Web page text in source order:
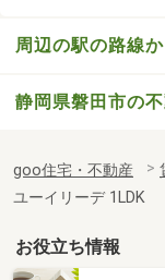
周辺の駅の路線
静岡県磐田市の
goo住宅・不動産
ユーイリーデ 1LDK
お役立ち情報